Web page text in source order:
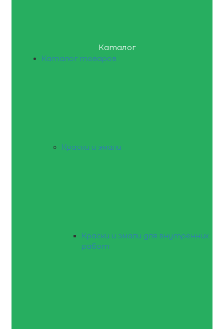
Каталог
Каталог товаров
Краски и эмали
Краски и эмали для внутренних
работ